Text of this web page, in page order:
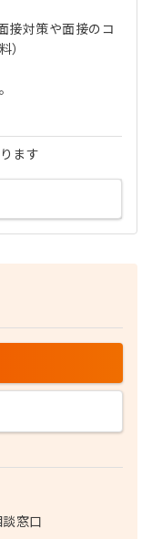
接対策や面接のコ
）
ます
窓口